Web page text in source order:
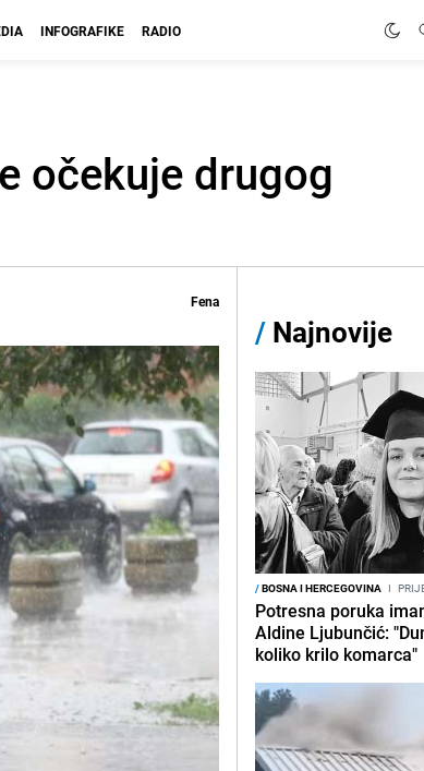
INFOGRAFIKE RADIO
očekuje drugog
Fena
/ Najnovije
/BOSNA I HERCEGOVINA I
Potresna poruka
Aldine Ljubunčić:
koliko krilo komarca"